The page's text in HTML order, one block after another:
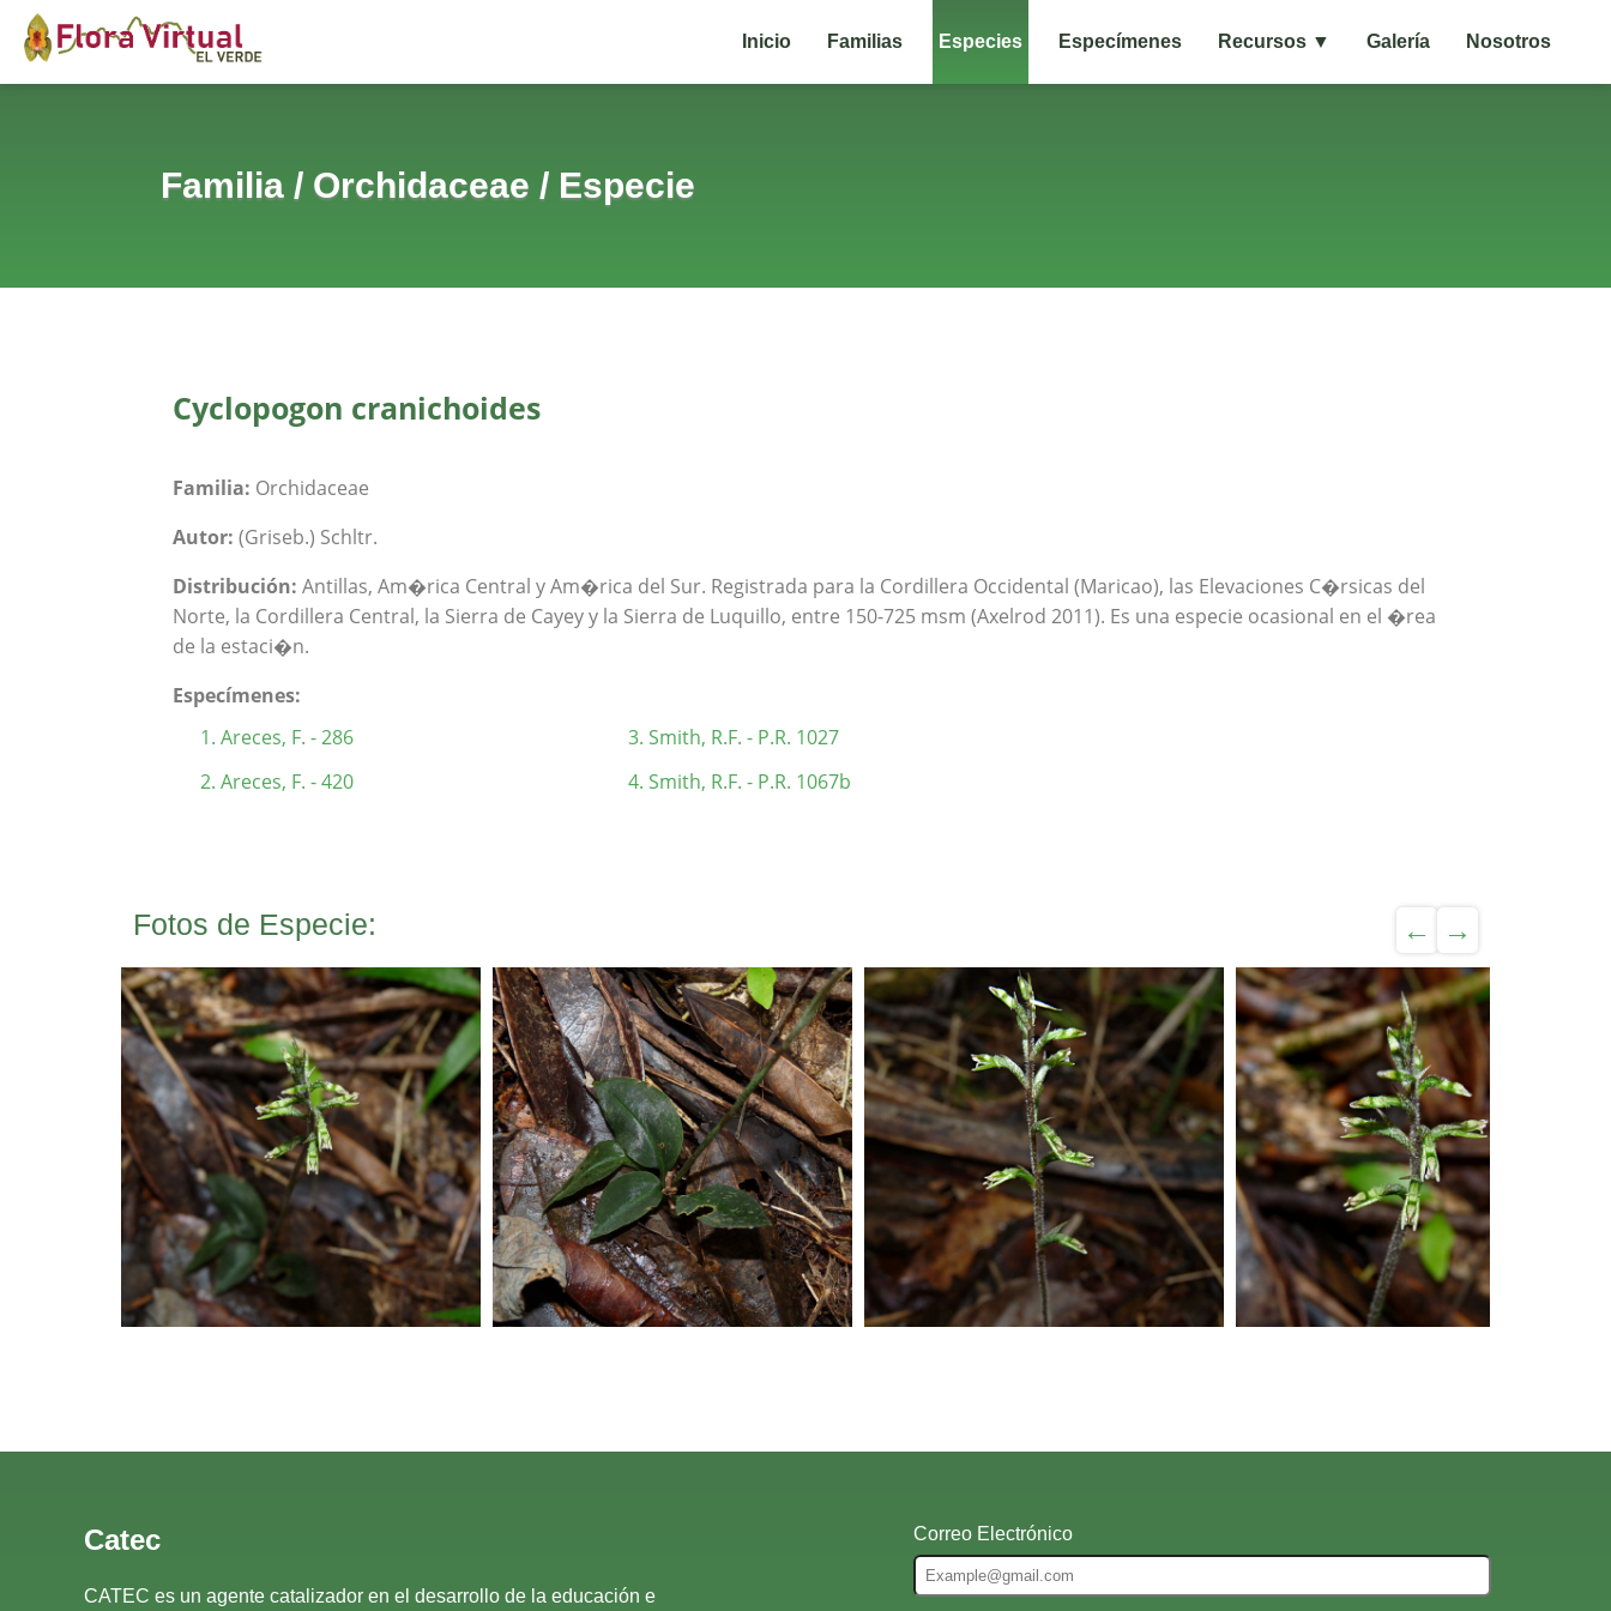
Inicio Familias Especies Especímenes Recursos ▼ Galería Nosotros
Familia / Orchidaceae / Especie
Cyclopogon cranichoides
Familia: Orchidaceae
Autor: (Griseb.) Schltr.
Distribución: Antillas, Am�rica Central y Am�rica del Sur. Registrada para la Cordillera Occidental (Maricao), las Elevaciones C�rsicas del
Norte, la Cordillera Central, la Sierra de Cayey y la Sierra de Luquillo, entre 150-725 msm (Axelrod 2011). Es una especie ocasional en el �rea
de la estaci�n.
Especímenes:
Areces, F. - 286
Areces, F. - 420
Smith, R.F. - P.R. 1027
Smith, R.F. - P.R. 1067b
Fotos de Especie:
Catec
CATEC es un agente catalizador en el desarrollo de la educación e
Correo Electrónico